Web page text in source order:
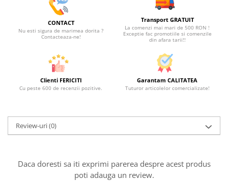
CONTACT
Nu esti sigura de marimea dorita ?
Contacteaza-ne!
Transport GRATUIT
La comenzi mai mari de 500 RON !
Exceptie fac promotiile si comenzile
din afara tarii!!
Clienti FERICITI
Cu peste 600 de recenzii pozitive.
Garantam CALITATEA
Tuturor articolelor comercializate!
Review-uri(0)
Daca doresti sa iti exprimi parerea despre acest produs
poti adauga un review.